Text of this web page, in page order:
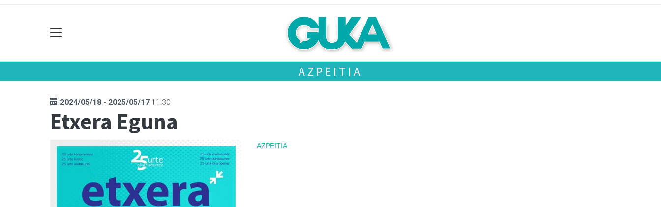
AZPEITIA
2024/05/18 - 2025/05/17 11:30
Etxera Eguna
AZPEITIA